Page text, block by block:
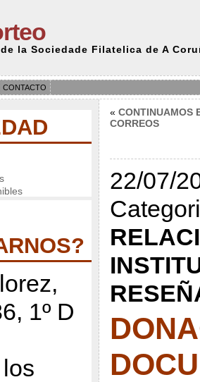
la Sociedade Filatelica de A
CONTACTO
1º D
« CONTINUAMOS
CORREOS
22/07/